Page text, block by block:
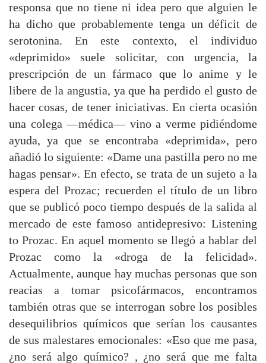
responsa que no tiene ni idea pero que alguien le
ha dicho que probablemente tenga un déficit de
serotonina. En este contexto, el individuo
«deprimido» suele solicitar, con urgencia, la
prescripción de un fármaco que lo anime y le
libere de la angustia, ya que ha perdido el gusto de
hacer cosas, de tener iniciativas. En cierta ocasión
una colega —médica— vino a verme pidiéndome
ayuda, ya que se encontraba «deprimida», pero
añadió lo siguiente: «Dame una pastilla pero no me
hagas pensar». En efecto, se trata de un sujeto a la
espera del Prozac; recuerden el título de un libro
que se publicó poco tiempo después de la salida al
mercado de este famoso antidepresivo: Listening
to Prozac. En aquel momento se llegó a hablar del
Prozac como la «droga de la felicidad».
Actualmente, aunque hay muchas personas que son
reacias a tomar psicofármacos, encontramos
también otras que se interrogan sobre los posibles
desequilibrios químicos que serían los causantes
de sus malestares emocionales: «Eso que me pasa,
¿no será algo químico? , ¿no será que me falta